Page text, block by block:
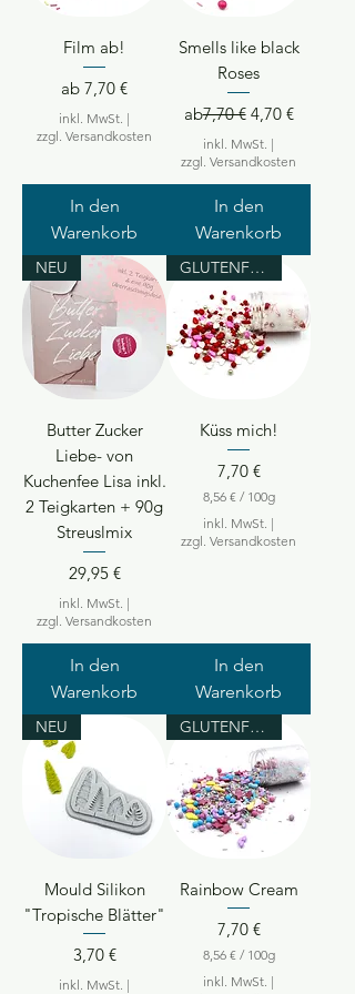
Film ab!
ab 7,70 €
Sale-Preis
inkl. MwSt. |
zzgl. Versandkosten
In den
Warenkorb
Smells like black
Roses
ab
Standardpreis
7,70 € 4,70 €
Sale-Preis
inkl. MwSt. |
zzgl. Versandkosten
In den
Warenkorb
NEU
Butter Zucker
Liebe- von
Kuchenfee Lisa inkl.
2 Teigkarten + 90g
Streuslmix
Preis
29,95 €
inkl. MwSt. |
zzgl. Versandkosten
In den
Warenkorb
GLUTENFREI
Küss mich!
Preis
7,70 €
8,56 € / 100g
,
5
o
1
0
G
r
m
m
inkl. MwSt. |
zzgl. Versandkosten
In den
Warenkorb
NEU
Mould Silikon
"Tropische Blätter"
Preis
3,70 €
inkl. MwSt. |
GLUTENFREI
Rainbow Cream
Preis
7,70 €
8,56 € / 100g
,
inkl. MwSt. |